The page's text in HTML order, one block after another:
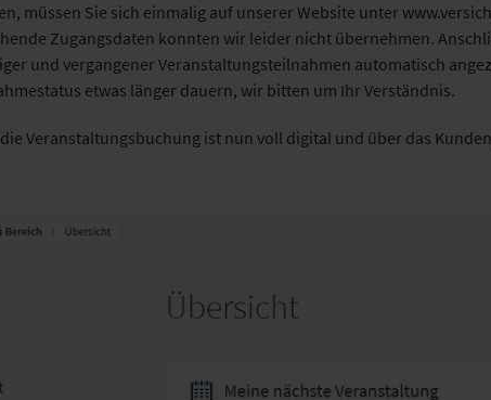
müssen Sie sich einmalig auf unserer Website unter
Zugangsdaten konnten wir leider nicht übernehmen.
und vergangener Veranstaltungsteilnahmen automatisch
etwas länger dauern, wir bitten um Ihr Verständnis.
Veranstaltungsbuchung ist nun voll digital und über das